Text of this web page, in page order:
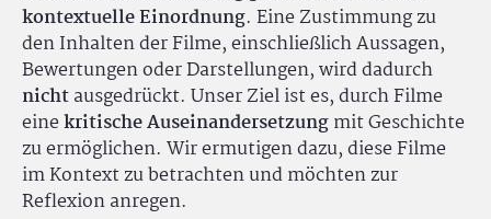
kontextuelle Einordnung. Eine Zustimmung zu
den Inhalten der Filme, einschließlich Aussagen,
Bewertungen oder Darstellungen, wird dadurch
nichtausgedrückt. Unser Ziel ist es, durch Filme
einekritische Auseinandersetzungmit Geschichte
zu ermöglichen. Wir ermutigen dazu, diese Filme
im Kontext zu betrachten und möchten zur
Reflexion anregen.